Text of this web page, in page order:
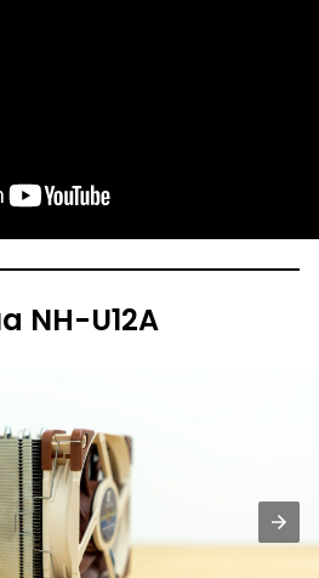
NH-U12A